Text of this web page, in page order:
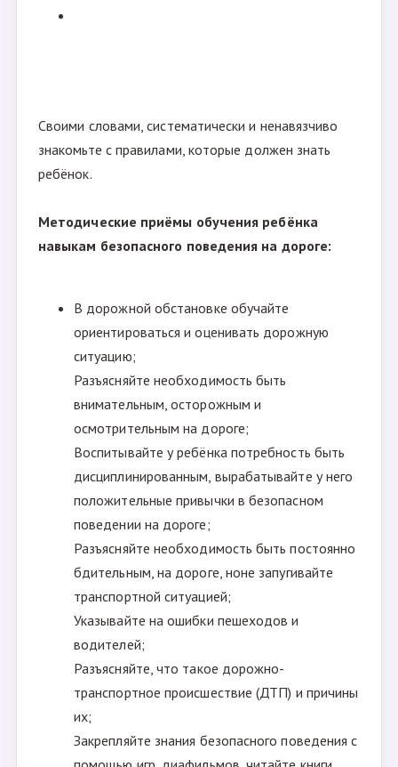
Своими словами, систематически и ненавязчиво
знакомьте с правилами, которые должен знать
ребёнок.
Методические приёмы обучения ребёнка
навыкам безопасного поведения на дороге:
В дорожной обстановке обучайте
ориентироваться и оценивать дорожную
ситуацию;
Разъясняйте необходимость быть
внимательным, осторожным и
осмотрительным на дороге;
Воспитывайте у ребёнка потребность быть
дисциплинированным, вырабатывайте у него
положительные привычки в безопасном
поведении на дороге;
Разъясняйте необходимость быть постоянно
бдительным, на дороге, ноне запугивайте
транспортной ситуацией;
Указывайте на ошибки пешеходов и
водителей;
Разъясняйте, что такое дорожно-
транспортное происшествие (ДТП) и причины
их;
Закрепляйте знания безопасного поведения с